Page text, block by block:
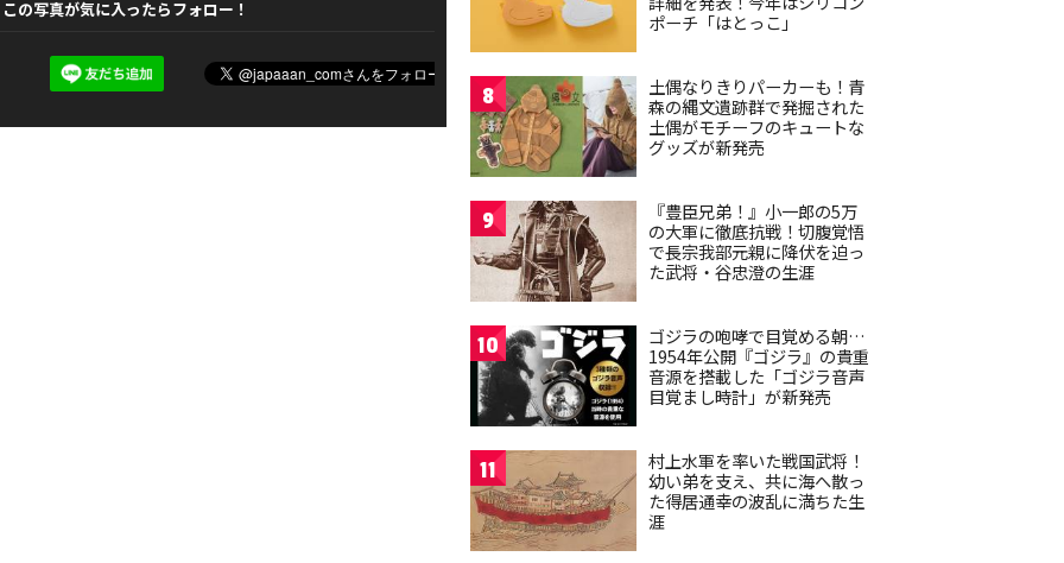
この写真が気に入ったらフォロー！
ポーチ「はとっこ」
8
土偶なりきりパーカーも！青
森の縄文遺跡群で発掘された
土偶がモチーフのキュートな
グッズが新発売
9
『豊臣兄弟！』小一郎の5万
の大軍に徹底抗戦！切腹覚悟
で長宗我部元親に降伏を迫っ
た武将・谷忠澄の生涯
10
ゴジラの咆哮で目覚める朝…
1954年公開『ゴジラ』の貴重
音源を搭載した「ゴジラ音声
目覚まし時計」が新発売
11
村上水軍を率いた戦国武将！
幼い弟を支え、共に海へ散っ
た得居通幸の波乱に満ちた生
涯